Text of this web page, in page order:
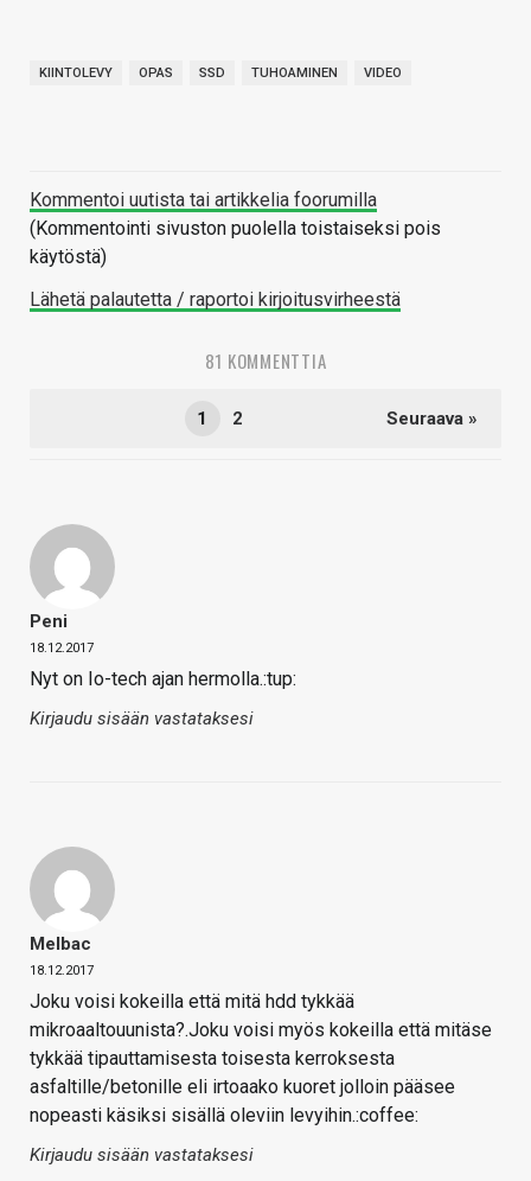
KIINTOLEVY OPAS SSD TUHOAMINEN VIDEO
Kommentoi uutista tai artikkelia foorumilla
(Kommentointi sivuston puolella toistaiseksi pois
käytöstä)
Lähetä palautetta / raportoi kirjoitusvirheestä
81 KOMMENTTIA
1 2 Seuraava »
Peni
18.12.2017
Nyt on Io-tech ajan hermolla.:tup:
Kirjaudu sisään vastataksesi
Melbac
18.12.2017
Joku voisi kokeilla että mitä hdd tykkää
mikroaaltouunista?.Joku voisi myös kokeilla että mitäse
tykkää tipauttamisesta toisesta kerroksesta
asfaltille/betonille eli irtoaako kuoret jolloin pääsee
nopeasti käsiksi sisällä oleviin levyihin.:coffee:
Kirjaudu sisään vastataksesi